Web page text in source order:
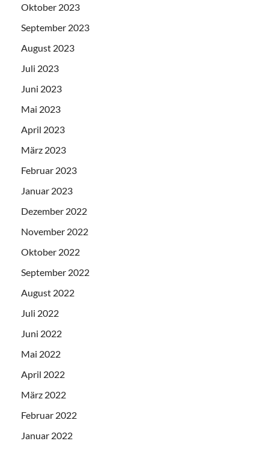
Oktober 2023
September 2023
August 2023
Juli 2023
Juni 2023
Mai 2023
April 2023
März 2023
Februar 2023
Januar 2023
Dezember 2022
November 2022
Oktober 2022
September 2022
August 2022
Juli 2022
Juni 2022
Mai 2022
April 2022
März 2022
Februar 2022
Januar 2022